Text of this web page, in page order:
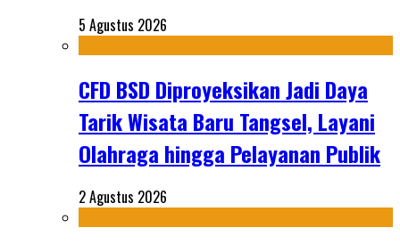
5 Agustus 2026
CFD BSD Diproyeksikan Jadi Daya
Tarik Wisata Baru Tangsel, Layani
Olahraga hingga Pelayanan Publik
2 Agustus 2026